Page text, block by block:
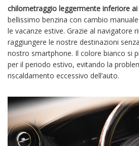
chilometraggio leggermente inferiore ai
bellissimo benzina con cambio
le vacanze estive. Grazie al navigatore
raggiungere le nostre destinazioni
nostro smartphone. Il colore bianco si
per il periodo estivo, evitando la
riscaldamento eccessivo dell’auto.